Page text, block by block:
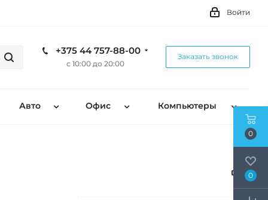
Войти
+375 44 757-88-00
с 10:00 до 20:00
Заказать звонок
Авто Офис Компьютеры
0
0